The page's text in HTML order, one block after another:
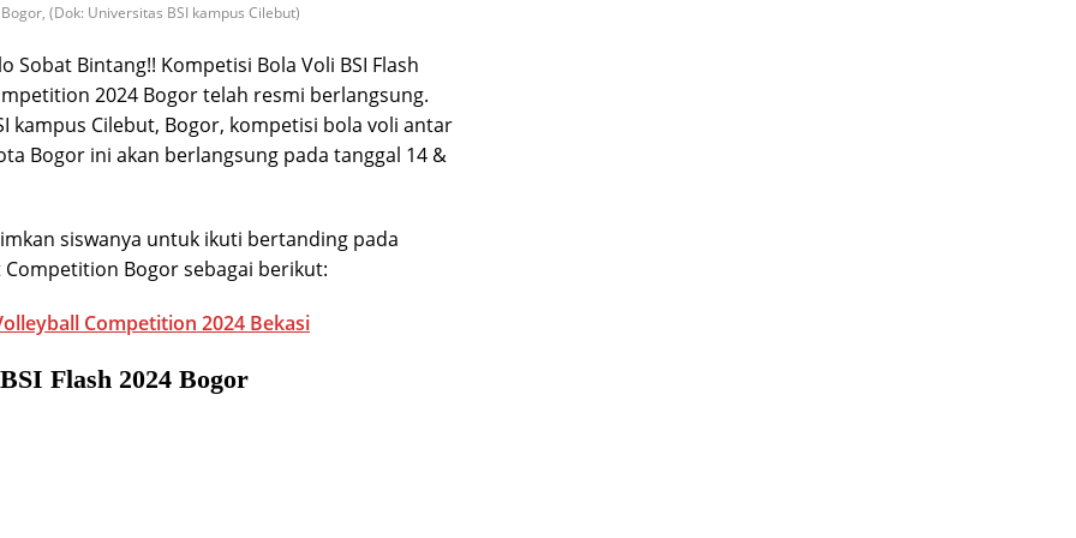
(Dok: Universitas BSI kampus Cilebut)
Sobat Bintang!! Kompetisi Bola Voli BSI Flash
2024 Bogor telah resmi berlangsung.
kampus Cilebut, Bogor, kompetisi bola voli antar
Bogor ini akan berlangsung pada tanggal 14 &
siswanya untuk ikuti bertanding pada
Bogor sebagai berikut:
Competition 2024 Bekasi
Flash 2024 Bogor